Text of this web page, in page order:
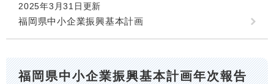
2025年3月31日更新
福岡県中小企業振興基本計画
福岡県中小企業振興基本計画年次報告